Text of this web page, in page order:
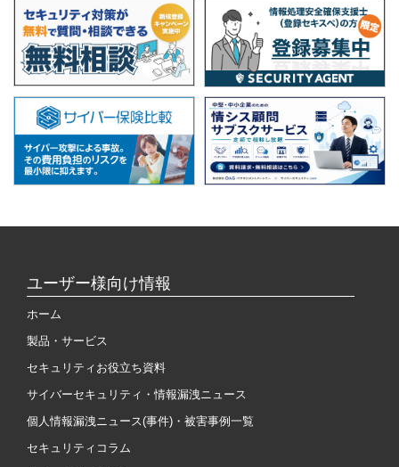
ユーザー様向け情報
ホーム
製品・サービス
セキュリティお役立ち資料
サイバーセキュリティ・情報漏洩ニュース
個人情報漏洩ニュース(事件)・被害事例一覧
セキュリティコラム